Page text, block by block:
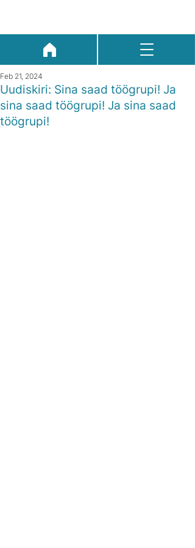
Uudiskiri: Sina saad töögrupi! Ja
sina saad töögrupi! Ja sina saad
töögrupi!
Feb 21, 2024